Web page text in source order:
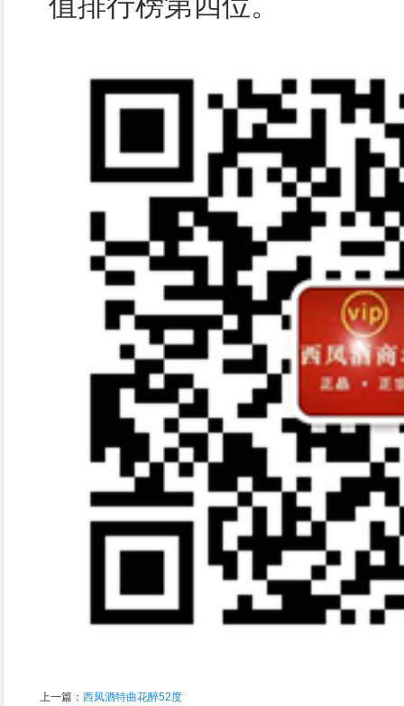
上一篇： 西凤酒特曲花醉52度